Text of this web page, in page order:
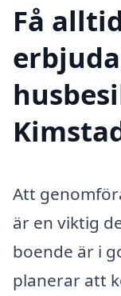
Få
Att
är en viktig
boende är i
planerar att